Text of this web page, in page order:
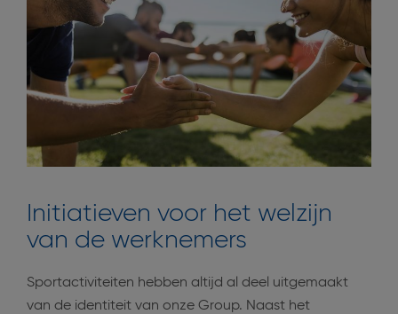
Initiatieven voor het welzijn
van de werknemers
Sportactiviteiten hebben altijd al deel uitgemaakt
van de identiteit van onze Group. Naast het